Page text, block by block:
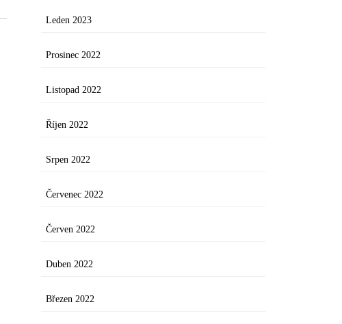
Leden 2023
Prosinec 2022
Listopad 2022
Říjen 2022
Srpen 2022
Červenec 2022
Červen 2022
Duben 2022
Březen 2022